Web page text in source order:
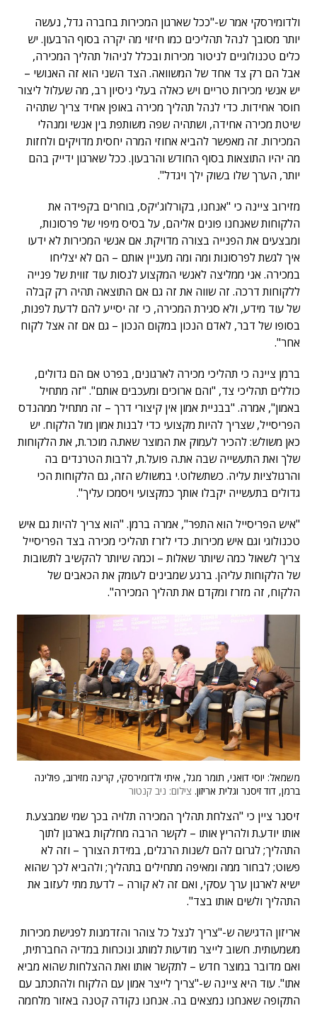
ולדומירסקי אמר ש-"ככל שארגון המכירות בחברה גדל, נעשה
יותר מסובך לנהל תהליכים כמו חיזוי מה יקרה בסוף הרבעון. יש
כלים טכנולוגיים לניטור מכירות ובכלל לניהול תהליך המכירה,
אבל הם רק צד אחד של המשוואה. הצד השני הוא זה האנושי –
יש אנשי מכירות טריים ויש כאלה בעלי ניסיון רב, מה שעלול ליצור
חוסר אחידות. כדי לנהל תהליך מכירה באופן אחיד צריך שתהיה
שיטת מכירה אחידה, ושתהיה שפה משותפת בין אנשי ומנהלי
המכירות. זה מאפשר להביא אחוזי המרה יחסית מדויקים ולחזות
מה יהיו התוצאות בסוף החודש והרבעון. ככל שארגון ידייק בהם
יותר, הערך שלו בשוק ילך ויגדל".
מזירוב ציינה כי "אנחנו, בקורלוג'יקס, בוחרים בקפידה את
הלקוחות שאנחנו פונים אליהם, על בסיס מיפוי של פרסונות,
ומבצעים את הפנייה בצורה מדויקת. אם אנשי המכירות לא ידעו
איך לגשת לפרסונות ומה ומה מעניין אותם – הם לא יצליחו
במכירה. אני ממליצה לאנשי המקצוע לנסות עוד זווית של פנייה
ללקוחות דרכה. זה שווה את זה גם אם התוצאה תהיה רק קבלה
של עוד מידע, ולא סגירת המכירה, כי זה יסייע להם לדעת לפנות,
בסופו של דבר, לאדם הנכון במקום הנכון – גם אם זה אצל לקוח
אחר".
ברמן ציינה כי תהליכי מכירה לארגונים, בפרט אם הם גדולים,
כוללים תהליכי צד, "והם ארוכים ומעכבים אותם". "זה מתחיל
באמון", אמרה. "בבניית אמון אין קיצורי דרך – זה מתחיל ממהנדס
הפריסייל, שצריך להיות מקצועי כדי לבנות אמון מול הלקוח. יש
כאן משולש: להכיר לעמוק את המוצר שאת.ה מוכר.ת, את הלקוחות
שלך ואת התעשייה שבה את.ה פועל.ת, לרבות הטרנדים בה
והרגולציות עליה. כשתשלוט.י במשולש הזה, גם הלקוחות הכי
גדולים בתעשייה יקבלו אותך כמקצועי ויסמכו עליך".
"איש הפריסייל הוא התפר", אמרה ברמן. "הוא צריך להיות גם איש
טכנולוגי וגם איש מכירות. כדי לזרז תהליכי מכירה בצד הפריסייל
צריך לשאול כמה שיותר שאלות – וכמה שיותר להקשיב לתשובות
של הלקוחות עליהן. ברגע שמבינים לעומק את הכאבים של
הלקוח, זה מזרז ומקדם את תהליך המכירה".
משמאל: יוסי דואני, תומר מגל, איתי ולדומירסקי, קרינה מזירוב, פולינה
ברמן, דוד זיסנר וגלית אריזון. צילום: ניב קנטור
זיסנר ציין כי "הצלחת תהליך המכירה תלויה בכך שמי שמבצע.ת
אותו יודע.ת ולהריץ אותו – לקשר הרבה מחלקות בארגון לתוך
התהליך; לגרום להם לשנות הרגלים, במידת הצורך – וזה לא
פשוט; לבחור ממה ומאיפה מתחילים בתהליך; ולהביא לכך שהוא
ישיא לארגון ערך עסקי, ואם זה לא קורה – לדעת מתי לעזוב את
התהליך ולשים אותו בצד".
אריזון הדגישה ש-"צריך לנצל כל צוהר והזדמנות לפגישת מכירות
משמעותית. חשוב לייצר מודעות למותג ונוכחות במדיה החברתית,
ואם מדובר במוצר חדש – לתקשר אותו ואת ההצלחות שהוא מביא
אתו". עוד היא ציינה ש-"צריך לייצר אמון עם הלקוח ולהתכתב עם
התקופה שאנחנו נמצאים בה. אנחנו נקודה קטנה באזור מלחמה